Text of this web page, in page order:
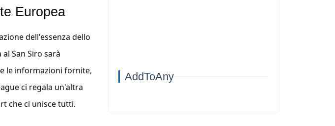
Europea
dell'essenza dello
San Siro sarà
le informazioni fornite,
ci regala un'altra
che ci unisce tutti.
AddToAny